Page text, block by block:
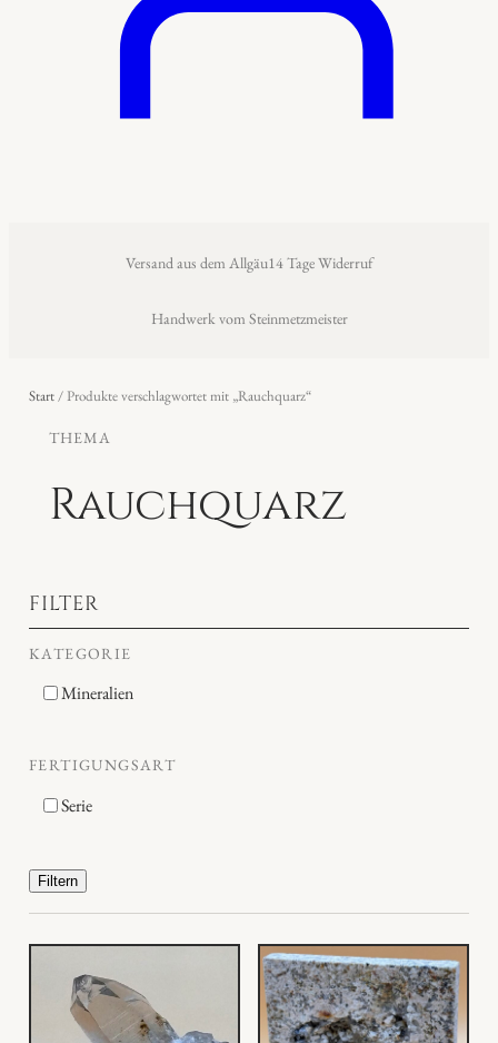
Versand aus dem Allgäu14 Tage Widerruf
Handwerk vom Steinmetzmeister
Start/ Produkte verschlagwortet mit „Rauchquarz“
THEMA
Rauchquarz
FILTER
KATEGORIE
Mineralien
FERTIGUNGSART
Serie
Filtern